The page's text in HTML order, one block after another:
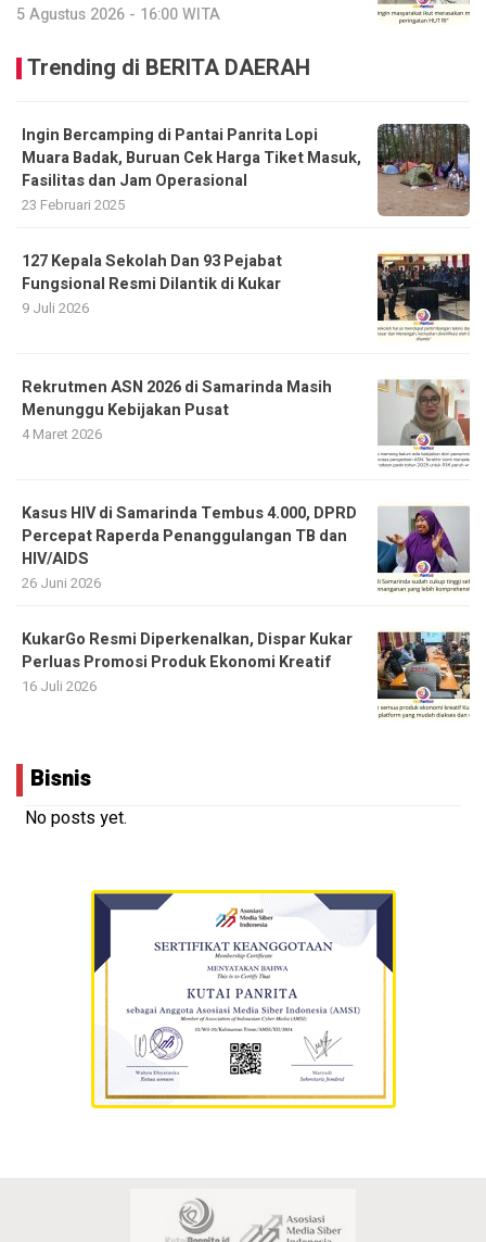
5 Agustus 2026 - 16:00 WITA
Trending di BERITA DAERAH
Ingin Bercamping di Pantai Panrita Lopi
Muara Badak, Buruan Cek Harga Tiket Masuk,
Fasilitas dan Jam Operasional
23 Februari 2025
127 Kepala Sekolah Dan 93 Pejabat
Fungsional Resmi Dilantik di Kukar
9 Juli 2026
Rekrutmen ASN 2026 di Samarinda Masih
Menunggu Kebijakan Pusat
4 Maret 2026
Kasus HIV di Samarinda Tembus 4.000, DPRD
Percepat Raperda Penanggulangan TB dan
HIV/AIDS
26 Juni 2026
KukarGo Resmi Diperkenalkan, Dispar Kukar
Perluas Promosi Produk Ekonomi Kreatif
16 Juli 2026
Bisnis
No posts yet.